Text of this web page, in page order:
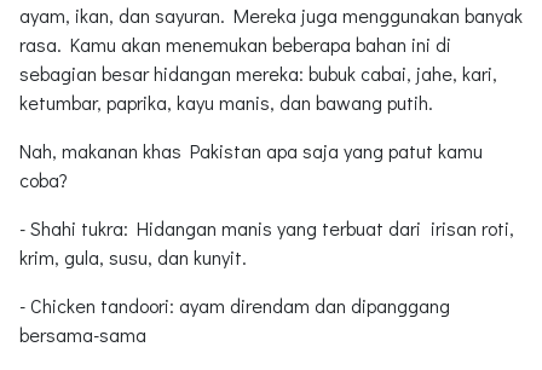
ayam, ikan, dan sayuran. Mereka juga menggunakan banyak
rasa. Kamu akan menemukan beberapa bahan ini di
sebagian besar hidangan mereka: bubuk cabai, jahe, kari,
ketumbar, paprika, kayu manis, dan bawang putih.
Nah, makanan khas Pakistan apa saja yang patut kamu
coba?
- Shahi tukra: Hidangan manis yang terbuat dari irisan roti,
krim, gula, susu, dan kunyit.
- Chicken tandoori: ayam direndam dan dipanggang
bersama-sama